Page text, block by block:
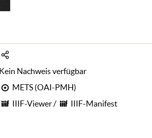
Kein Nachweis verfügbar
METS (OAI-PMH)
IIIF-Viewer/ IIIF-Manifest